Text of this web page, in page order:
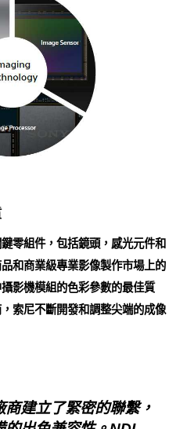
零組件，包括鏡頭，感光元件和
和商業級專業影像製作市場上的
影機模組的色彩參數的最佳質
索尼不斷開發和調整尖端的成像
建立了緊密的聯繫，